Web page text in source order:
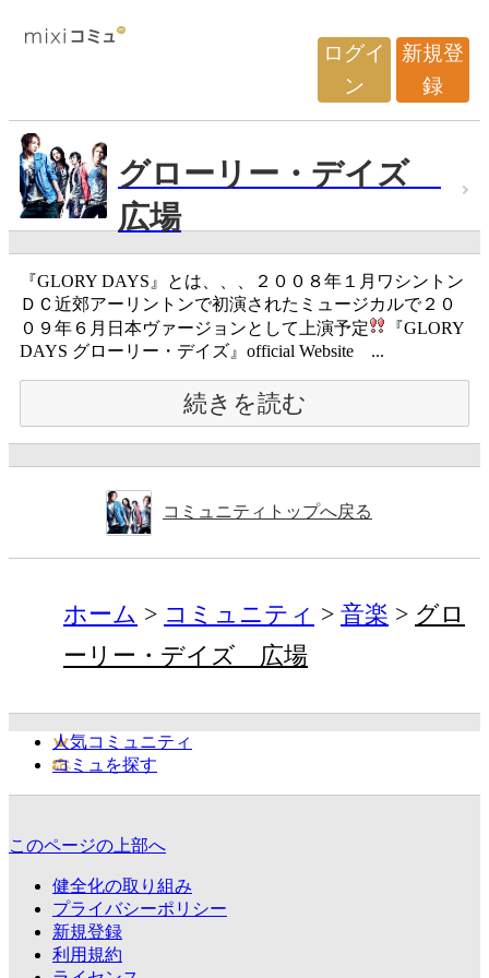
ログイ
ン
新規登
録
グローリー・デイズ
広場
『GLORY DAYS』とは、、、２００８年１月ワシントン
ＤＣ近郊アーリントンで初演されたミュージカルで２０
０９年６月日本ヴァージョンとして上演予定
『GLORY
DAYS グローリー・デイズ』official Website ...
続きを読む
コミュニティトップへ戻る
ホーム コミュニティ 音楽
グロ
ーリー・デイズ 広場
人気コミュニティ
コミュを探す
このページの上部へ
健全化の取り組み
プライバシーポリシー
新規登録
利用規約